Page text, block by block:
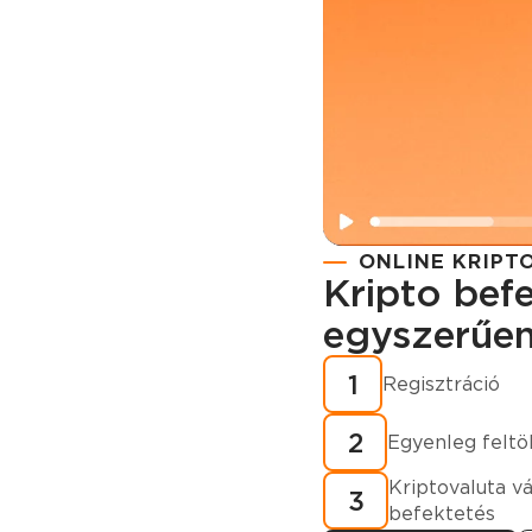
Regisztráció
Hogyan
kriptovalutát
alatt?
ONLINE
Kripto
1 Regisztráció
2 Egyenleg
3
Kriptovaluta
befektetés